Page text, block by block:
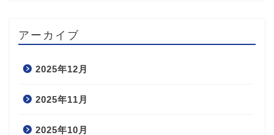
アーカイブ
2025年12月
2025年11月
2025年10月